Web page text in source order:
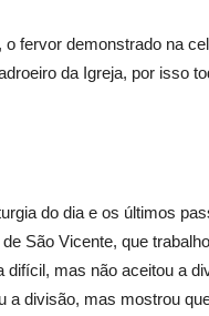
fervor demonstrado na
da Igreja, por isso
do dia e os últimos
São Vicente, que
mas não aceitou a
a divisão, mas mostrou